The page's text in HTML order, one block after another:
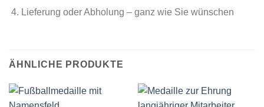
Lieferung oder Abholung – ganz wie Sie wünschen
ÄHNLICHE PRODUKTE